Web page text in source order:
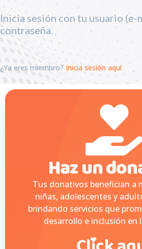
Inicia sesión con tu usuario (e-
contraseña.
¿Ya eres miembro? Inicia sesión aquí
Haz un
Tus donativos benefician a
niñas, adolescentes y
brindando servicios que
desarrollo e inclusión en